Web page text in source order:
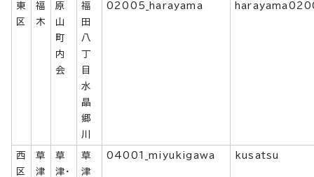
東
区
福
木
原
山
町
内
会
福
田
八
丁
目
水
晶
郷
川
02005_harayama
西
区
草
津
草
津・
草
津
04001_miyukigawa kusatsu